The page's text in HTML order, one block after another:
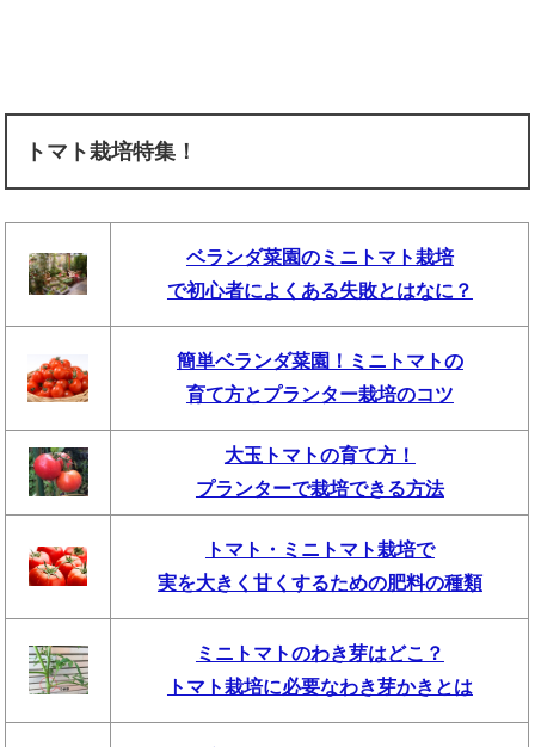
トマト栽培特集！
ベランダ菜園のミニトマト栽培
で初心者によくある失敗とはなに？
簡単ベランダ菜園！ミニトマトの
育て方とプランター栽培のコツ
大玉トマトの育て方！
プランターで栽培できる方法
トマト・ミニトマト栽培で
実を大きく甘くするための肥料の種類
ミニトマトのわき芽はどこ？
トマト栽培に必要なわき芽かきとは